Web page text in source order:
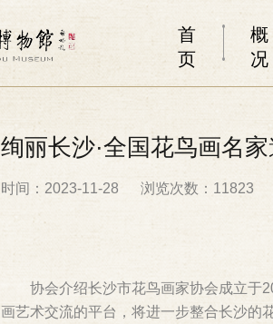
首
页
概
况
绚丽长沙·全国花鸟画名
时间：2023-11-28 浏览次数：11823
协会介绍长沙市花鸟画家协会成立于
画艺术交流的平台，将进一步整合长沙的